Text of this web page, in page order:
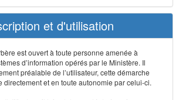
et d'utilisation
est ouvert à toute personne amenée à
d’information opérés par le Ministère. Il
préalable de l’utilisateur, cette démarche
directement et en toute autonomie par celui-ci.